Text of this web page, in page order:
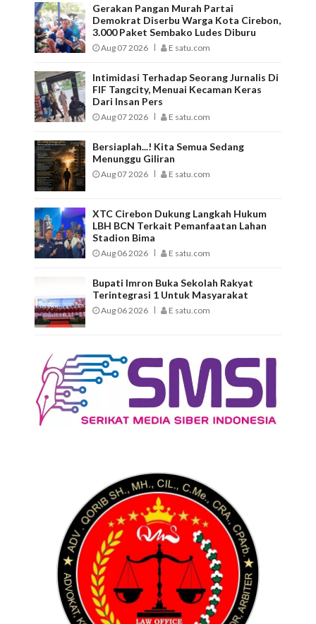
Gerakan Pangan Murah Partai
Demokrat Diserbu Warga Kota Cirebon,
3.000 Paket Sembako Ludes Diburu
Aug 07 2026 E satu.com
Intimidasi Terhadap Seorang Jurnalis Di
FIF Tangcity, Menuai Kecaman Keras
Dari Insan Pers
Aug 07 2026 E satu.com
Bersiaplah...! Kita Semua Sedang
Menunggu Giliran
Aug 07 2026 E satu.com
XTC Cirebon Dukung Langkah Hukum
LBH BCN Terkait Pemanfaatan Lahan
Stadion Bima
Aug 06 2026 E satu.com
Bupati Imron Buka Sekolah Rakyat
Terintegrasi 1 Untuk Masyarakat
Aug 06 2026 E satu.com